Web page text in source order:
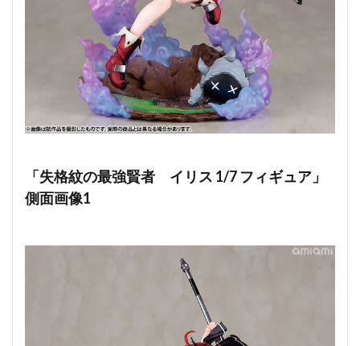
「失格紋の最強賢者 イリス 1/7 フィギュア」
側面画像1